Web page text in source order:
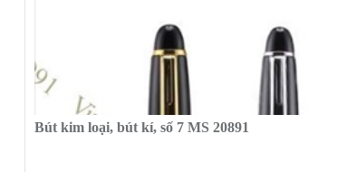
Bút kim loại, bút kí, số 7 MS 20891